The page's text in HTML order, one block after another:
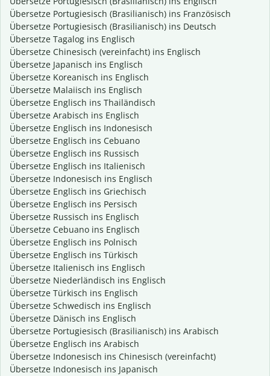
Übersetze Portugiesisch (Brasilianisch) ins Französisch
Übersetze Portugiesisch (Brasilianisch) ins Deutsch
Übersetze Tagalog ins Englisch
Übersetze Chinesisch (vereinfacht) ins Englisch
Übersetze Japanisch ins Englisch
Übersetze Koreanisch ins Englisch
Übersetze Malaiisch ins Englisch
Übersetze Englisch ins Thailändisch
Übersetze Arabisch ins Englisch
Übersetze Englisch ins Indonesisch
Übersetze Englisch ins Cebuano
Übersetze Englisch ins Russisch
Übersetze Englisch ins Italienisch
Übersetze Indonesisch ins Englisch
Übersetze Englisch ins Griechisch
Übersetze Englisch ins Persisch
Übersetze Russisch ins Englisch
Übersetze Cebuano ins Englisch
Übersetze Englisch ins Polnisch
Übersetze Englisch ins Türkisch
Übersetze Italienisch ins Englisch
Übersetze Niederländisch ins Englisch
Übersetze Türkisch ins Englisch
Übersetze Schwedisch ins Englisch
Übersetze Dänisch ins Englisch
Übersetze Portugiesisch (Brasilianisch) ins Arabisch
Übersetze Englisch ins Arabisch
Übersetze Indonesisch ins Chinesisch (vereinfacht)
Übersetze Indonesisch ins Japanisch